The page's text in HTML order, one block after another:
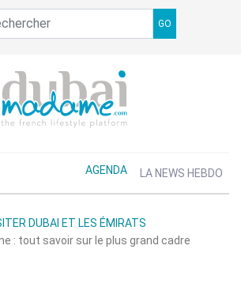
GO
AGENDA LA NEWS HEBDO
DUBAI ET LES ÉMIRATS
: tout savoir sur le plus grand cadre